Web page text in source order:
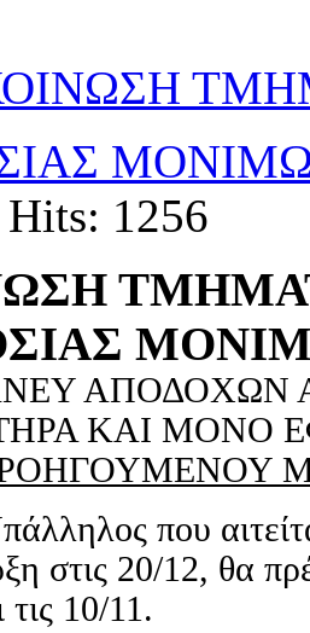
Hits: 1256
ΚΑΙ ΜΟΝΟ
που
στις 20/12, θα
τις 10/11.